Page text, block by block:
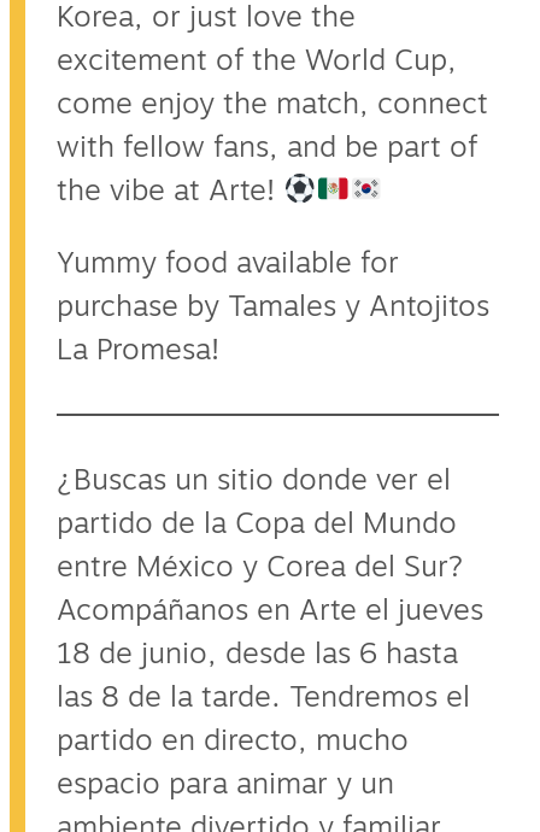
Korea, or just love the
excitement of the World Cup,
come enjoy the match, connect
with fellow fans, and be part of
the vibe at Arte!
Yummy food available for
purchase by Tamales y Antojitos
La Promesa!
¿Buscas un sitio donde ver el
partido de la Copa del Mundo
entre México y Corea del Sur?
Acompáñanos en Arte el jueves
18 de junio, desde las 6 hasta
las 8 de la tarde. Tendremos el
partido en directo, mucho
espacio para animar y un